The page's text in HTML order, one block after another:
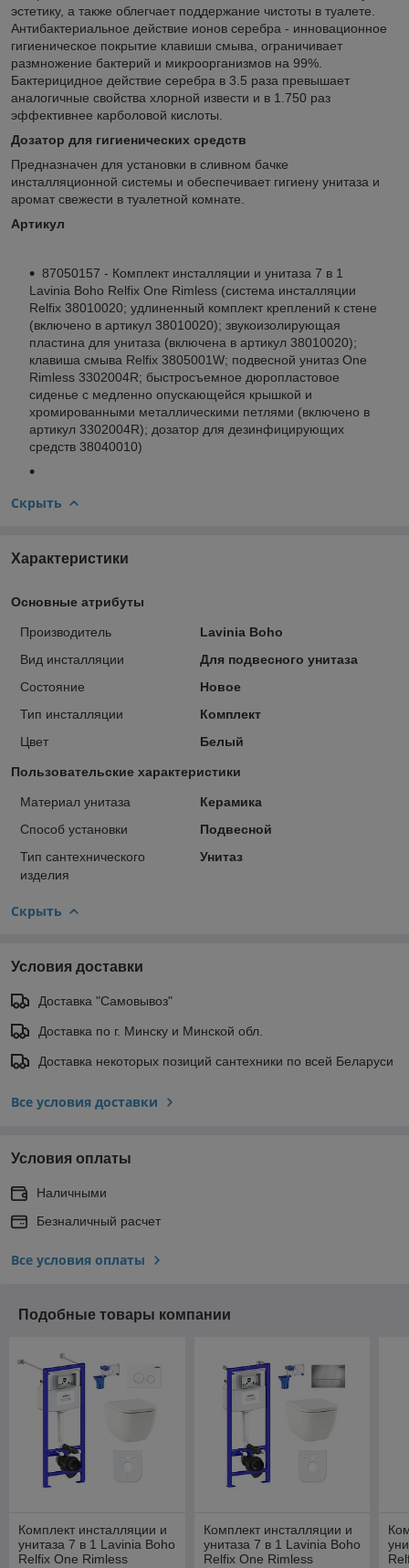
эстетику, а также облегчает поддержание чистоты в туалете.
Антибактериальное действие ионов серебра - инновационное
гигиеническое покрытие клавиши смыва, ограничивает
размножение бактерий и микроорганизмов на 99%.
Бактерицидное действие серебра в 3.5 раза превышает
аналогичные свойства хлорной извести и в 1.750 раз
эффективнее карболовой кислоты.
Дозатор для гигиенических средств
Предназначен для установки в сливном бачке
инсталляционной системы и обеспечивает гигиену унитаза и
аромат свежести в туалетной комнате.
Артикул
87050157 - Комплект инсталляции и унитаза 7 в 1
Lavinia Boho Relfix One Rimless (система инсталляции
Relfix 38010020; удлиненный комплект креплений к стене
(включено в артикул 38010020); звукоизолирующая
пластина для унитаза (включена в артикул 38010020);
клавиша смыва Relfix 3805001W; подвесной унитаз One
Rimless 3302004R; быстросъемное дюропластовое
сиденье с медленно опускающейся крышкой и
хромированными металлическими петлями (включено в
артикул 3302004R); дозатор для дезинфицирующих
средств 38040010)
Скрыть
Характеристики
Основные атрибуты
Производитель
Lavinia Boho
Вид инсталляции
Для подвесного унитаза
Состояние
Новое
Тип инсталляции
Комплект
Цвет
Белый
Пользовательские характеристики
Материал унитаза
Керамика
Способ установки
Подвесной
Тип сантехнического
изделия
Унитаз
Скрыть
Условия доставки
Доставка "Самовывоз"
Доставка по г. Минску и Минской обл.
Доставка некоторых позиций сантехники по всей Беларуси
Все условия доставки
Условия оплаты
Наличными
Безналичный расчет
Все условия оплаты
Подобные товары компании
Комплект инсталляции и
унитаза 7 в 1 Lavinia Boho
Relfix One Rimless
Комплект инсталляции и
унитаза 7 в 1 Lavinia Boho
Relfix One Rimless